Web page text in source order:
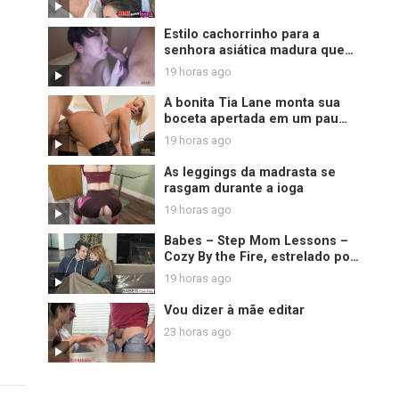
Estilo cachorrinho para a
senhora asiática madura que
termina com um acabamento
de creme desleixado
19 horas ago
A bonita Tia Lane monta sua
boceta apertada em um pau
grosso
19 horas ago
As leggings da madrasta se
rasgam durante a ioga
19 horas ago
Babes – Step Mom Lessons –
Cozy By the Fire, estrelado por
Jay Smooth e Christiana Cinn e
Jasmine Jae
19 horas ago
Vou dizer à mãe editar
23 horas ago